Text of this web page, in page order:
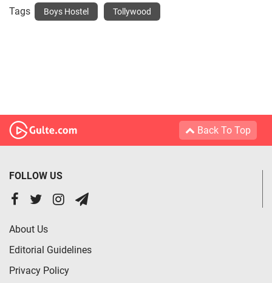
Tags Boys Hostel Tollywood
Back To Top
FOLLOW US
About Us
Editorial Guidelines
Privacy Policy